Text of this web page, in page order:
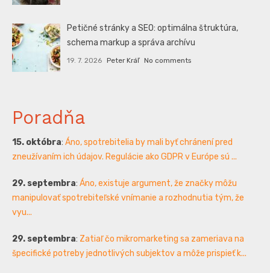
Petičné stránky a SEO: optimálna štruktúra,
schema markup a správa archívu
19. 7. 2026 Peter Kráľ No comments
Poradňa
15. októbra: Áno, spotrebitelia by mali byť chránení pred
zneužívaním ich údajov. Regulácie ako GDPR v Európe sú ...
29. septembra: Áno, existuje argument, že značky môžu
manipulovať spotrebiteľské vnímanie a rozhodnutia tým, že
vyu...
29. septembra: Zatiaľ čo mikromarketing sa zameriava na
špecifické potreby jednotlivých subjektov a môže prispieť k...